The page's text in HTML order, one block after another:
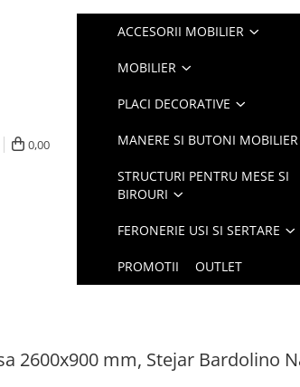
0,00
ACCESORII MOBILIER
MOBILIER
PLACI DECORATIVE
MANERE SI BUTONI MOBILIER
STRUCTURI PENTRU MESE SI
BIROURI
FERONERIE USI SI SERTARE
PROMOTII OUTLET
2600x900 mm, Stejar Bardolino